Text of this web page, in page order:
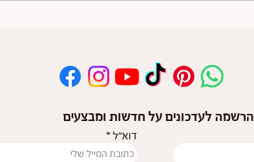
הרשמה לעדכונים על חדשות ומבצעים
דוא"ל